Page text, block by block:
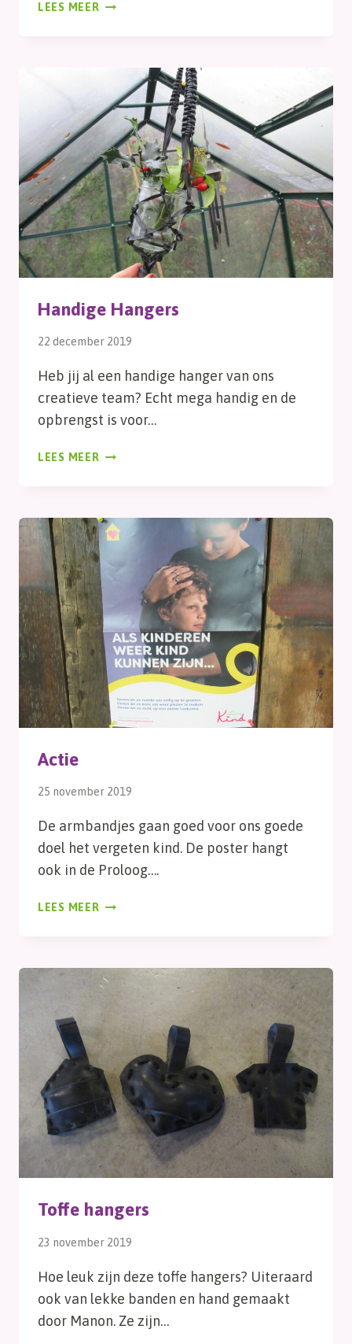
LEES MEER KLEUR
Handige Hangers
22 december 2019
Heb jij al een handige hanger van ons
creatieve team? Echt mega handig en de
opbrengst is voor…
LEES MEER HANDIGE
Actie
25 november 2019
De armbandjes gaan goed voor ons goede
doel het vergeten kind. De poster hangt
ook in de Proloog….
LEES MEER ACTIE
Toffe hangers
23 november 2019
Hoe leuk zijn deze toffe hangers? Uiteraard
ook van lekke banden en hand gemaakt
door Manon. Ze zijn…